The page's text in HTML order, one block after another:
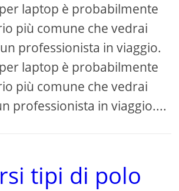
laptop è probabilmente
più comune che vedrai
professionista in viaggio.
laptop è probabilmente
più comune che vedrai
professionista in viaggio....
tipi di polo